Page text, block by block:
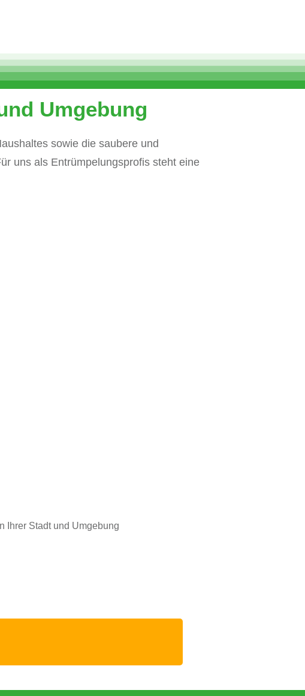
Umgebung
sowie die saubere und
uns als Entrümpelungsprofis steht eine
Ihrer Stadt und Umgebung